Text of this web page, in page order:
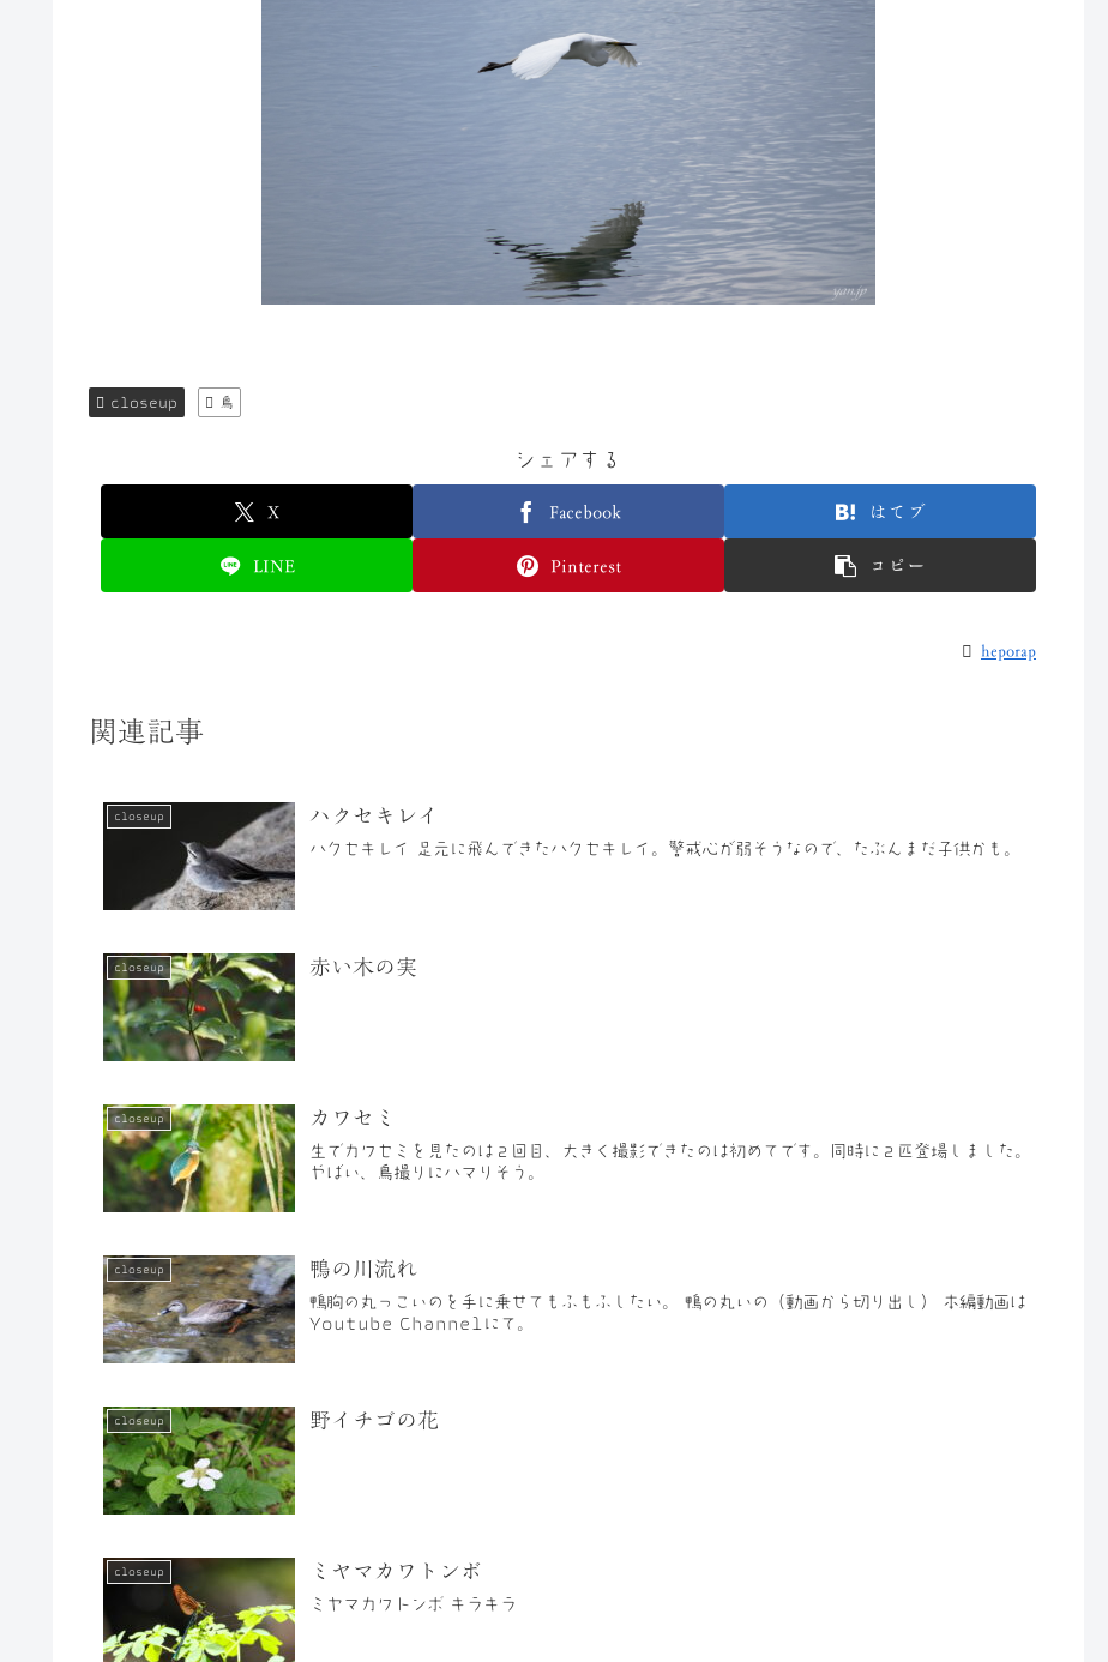
closeup 鳥
シェアする
X Facebook はてブ
LINE Pinterest コピー
heporap
関連記事
closeup ハクセキレイ
ハクセキレイ 足元に飛んできたハクセキレイ。警戒心が弱そうなので、たぶんまだ子供かも。
closeup 赤い木の実
closeup カワセミ
生でカワセミを見たのは２回目、大きく撮影できたのは初めてです。同時に２匹登場しました。
やばい、鳥撮りにハマりそう。
closeup 鴨の川流れ
鴨胸の丸っこいのを手に乗せてもふもふしたい。 鴨の丸いの（動画から切り出し） 本編動画は
Youtube Channelにて。
closeup 野イチゴの花
closeup ミヤマカワトンボ
ミヤマカワトンボ キラキラ